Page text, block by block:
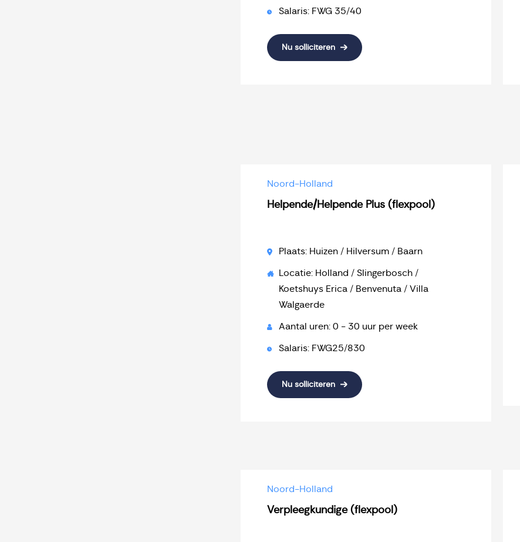
Salaris: FWG 35/40
Nu solliciteren
Noord-Holland
Helpende/Helpende Plus (flexpool)
Plaats: Huizen / Hilversum / Baarn
Locatie: Holland / Slingerbosch /
Koetshuys Erica / Benvenuta / Villa
Walgaerde
Aantal uren: 0 - 30 uur per week
Salaris: FWG25/830
Nu solliciteren
Noord-Holland
Verpleegkundige (flexpool)